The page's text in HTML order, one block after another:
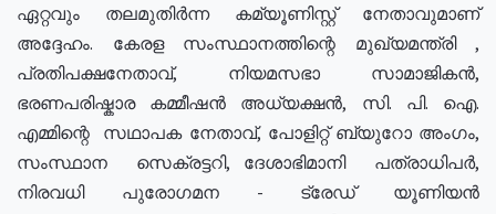
ഏറ്റവും തലമുതിർന്ന കമ്യൂണിസ്റ്റ് നേതാവുമാണ്
അദ്ദേഹം. കേരള സംസ്ഥാനത്തിന്റെ മുഖ്യമന്ത്രി ,
പ്രതിപക്ഷനേതാവ്, നിയമസഭാ സാമാജികൻ,
ഭരണപരിഷ്കാര കമ്മീഷൻ അധ്യക്ഷൻ, സി. പി. ഐ.
എമ്മിന്റെ സഥാപക നേതാവ്, പോളിറ്റ് ബ്യുറോ അംഗം,
സംസ്ഥാന സെക്രട്ടറി, ദേശാഭിമാനി പത്രാധിപർ,
നിരവധി പുരോഗമന - ട്രേഡ് യൂണിയൻ